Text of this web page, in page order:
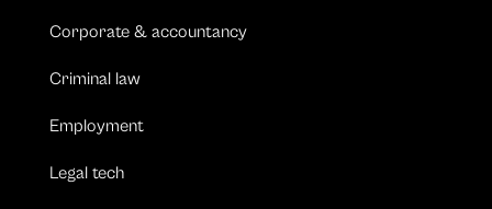
Corporate & accountancy
Criminal law
Employment
Legal tech